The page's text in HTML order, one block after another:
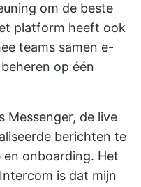
om de beste
platform heeft ook
teams samen e-
op één
Messenger, de live
berichten te
onboarding. Het
is dat mijn